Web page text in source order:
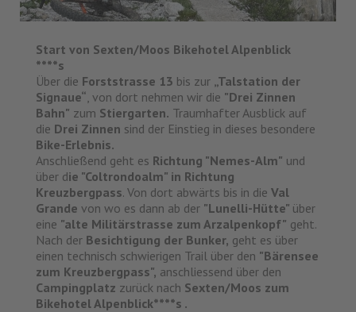
Start von Sexten/Moos Bikehotel Alpenblick
****s
Über die Forststrasse 13 bis zur „Talstation der
Signaue“ , von dort nehmen wir die "Drei Zinnen
Bahn" zum Stiergarten. Traumhafter Ausblick auf
die Drei Zinnen sind der Einstieg in dieses besondere
Bike-Erlebnis.
Anschließend geht es Richtung "Nemes-Alm" und
über die "Coltrondoalm" in Richtung
Kreuzbergpass. Von dort abwärts bis in die Val
Grande von wo es dann ab der "Lunelli-Hütte" über
eine "alte Militärstrasse zum Arzalpenkopf" geht.
Nach der Besichtigung der Bunker, geht es über
einen technisch schwierigen Trail über den "Bärensee
zum Kreuzbergpass", anschliessend über den
Campingplatz zurück nach Sexten/Moos zum
Bikehotel Alpenblick****s .